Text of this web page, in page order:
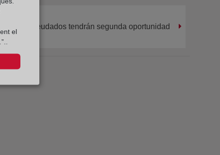
endeudados tendrán segunda oportunidad
el